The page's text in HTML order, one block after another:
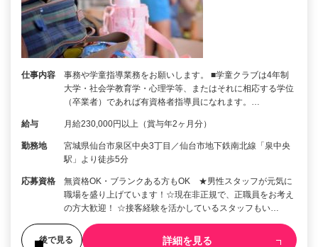
仕事内容
事務や学童指導業務をお願いします。 ■学童クラブは4年制
大学・社会学教育学・心理学等、またはそれに相応する学位
（卒業者）であれば有資格者指導員になれます。…
給与 月給230,000円以上（賞与年2ヶ月分）
勤務地
宮城県仙台市泉区中央3丁目／仙台市地下鉄南北線「泉中央
駅」より徒歩5分
応募資格
無資格OK・ブランクある方もOK ★男性スタッフが元気に
職場を盛り上げています！☆現在非正規で、正職員をお考え
の方大歓迎！ ☆接客経験を活かしているスタッフもい…
後で見る 詳細を見る